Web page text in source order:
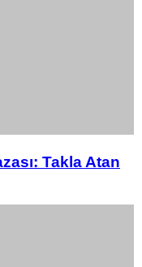
Takla Atan